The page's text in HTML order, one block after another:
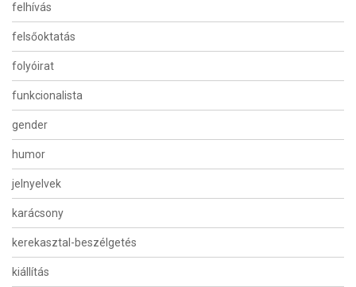
felhívás
felsőoktatás
folyóirat
funkcionalista
gender
humor
jelnyelvek
karácsony
kerekasztal-beszélgetés
kiállítás